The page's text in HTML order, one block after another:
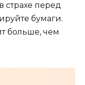
страхе перед
бумаги.
больше, чем